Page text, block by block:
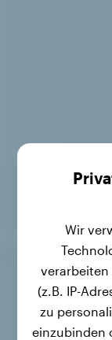
Wir
verarbeiten
(z.B. IP-
zu
einzubinden